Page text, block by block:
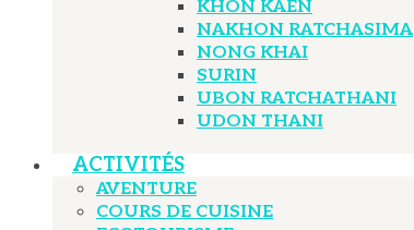
KHON KAEN
NAKHON RATCHASIMA
NONG KHAI
SURIN
UBON RATCHATHANI
UDON THANI
ACTIVITÉS
AVENTURE
COURS DE CUISINE